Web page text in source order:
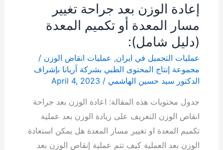
إعادة الوزن بعد جراحة تغيير
مسار المعدة أو تكميم المعدة
(دليل شامل):
عمليات التجميل في ايران, عمليات انقاض الوزن /
مجموعة إنتاج المحتوى الطبي بشركة آریانا بإشراف
الدكتور سيد حسين الهاشمي/
April 4, 2023
جدول محتويات هذه المقالة: اعادة الوزن بعد جراحة
انقاص الوزن التعريف على زيادة الوزن بعد عملية
تكميم المعدة او تغيير مسار المعدة هل يمكن استعادة
الوزن بعد العملية كيف تتم عملية إنقاص الوزن بعد
تكميم
المعدة
(دليل
شامل):